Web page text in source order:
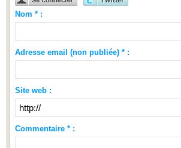
Nom * :
Adresse email (non publiée) * :
Site web :
Commentaire * :